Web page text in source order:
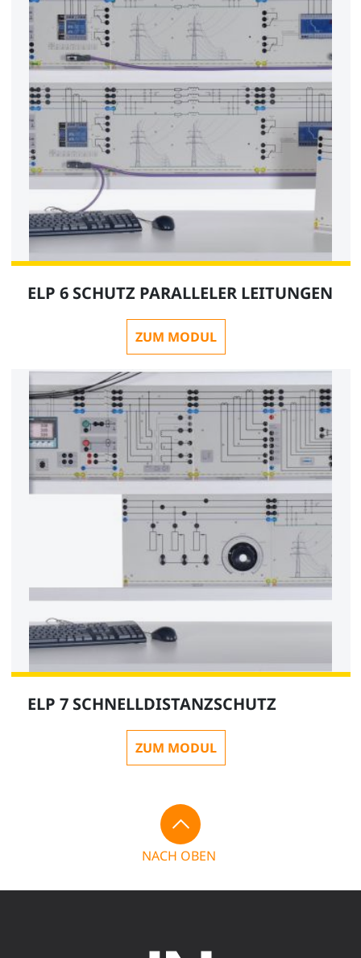
ELP 6 SCHUTZ PARALLELER LEITUNGEN
ZUM MODUL
ELP 7 SCHNELLDISTANZSCHUTZ
ZUM MODUL
NACH OBEN